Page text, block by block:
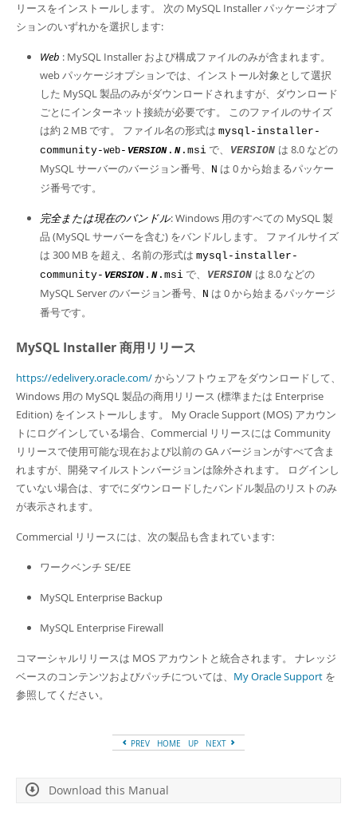
リースをインストールします。 次の MySQL Installer パッケージオプ
ションのいずれかを選択します:
Web : MySQL Installer および構成ファイルのみが含まれます。
web パッケージオプションでは、インストール対象として選択
した MySQL 製品のみがダウンロードされますが、ダウンロード
ごとにインターネット接続が必要です。 このファイルのサイズ
は約 2 MB です。 ファイル名の形式は mysql-installer-
community-web- VERSION . N .msi で、 VERSION は 8.0 などの
MySQL サーバーのバージョン番号、
N は 0 から始まるパッケー
ジ番号です。
完全または現在のバンドル: Windows 用のすべての MySQL 製
品 (MySQL サーバーを含む) をバンドルします。 ファイルサイズ
は 300 MB を超え、名前の形式は mysql-installer-
community- VERSION . N .msi で、 VERSION は 8.0 などの
MySQL Server のバージョン番号、
N は 0 から始まるパッケージ
番号です。
MySQL Installer 商用リリース
https://edelivery.oracle.com/からソフトウェアをダウンロードして、
Windows 用の MySQL 製品の商用リリース (標準または Enterprise
Edition) をインストールします。 My Oracle Support (MOS) アカウン
トにログインしている場合、Commercial リリースには Community
リリースで使用可能な現在および以前の GA バージョンがすべて含ま
れますが、開発マイルストンバージョンは除外されます。 ログインし
ていない場合は、すでにダウンロードしたバンドル製品のリストのみ
が表示されます。
Commercial リリースには、次の製品も含まれています:
ワークベンチ SE/EE
MySQL Enterprise Backup
MySQL Enterprise Firewall
コマーシャルリリースは MOS アカウントと統合されます。 ナレッジ
ベースのコンテンツおよびパッチについては、 My Oracle Support を
参照してください。
PREV HOME UP NEXT
Download this Manual